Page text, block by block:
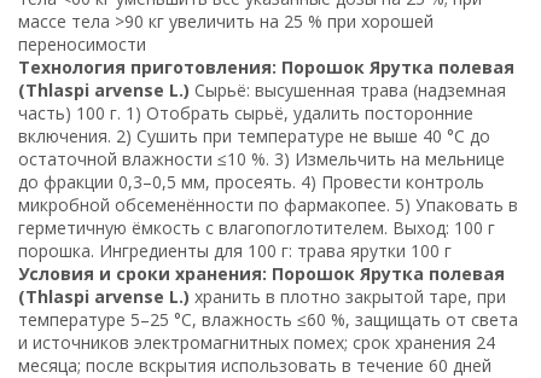
массе тела >90 кг увеличить на 25 % при хорошей
переносимости
Технология приготовления: Порошок Ярутка полевая
(Thlaspi arvense L.) Сырьё: высушенная трава (надземная
часть) 100 г. 1) Отобрать сырьё, удалить посторонние
включения. 2) Сушить при температуре не выше 40 °C до
остаточной влажности ≤10 %. 3) Измельчить на мельнице
до фракции 0,3–0,5 мм, просеять. 4) Провести контроль
микробной обсеменённости по фармакопее. 5) Упаковать в
герметичную ёмкость с влагопоглотителем. Выход: 100 г
порошка. Ингредиенты для 100 г: трава ярутки 100 г
Условия и сроки хранения: Порошок Ярутка полевая
(Thlaspi arvense L.) хранить в плотно закрытой таре, при
температуре 5–25 °C, влажность ≤60 %, защищать от света
и источников электромагнитных помех; срок хранения 24
месяца; после вскрытия использовать в течение 60 дней